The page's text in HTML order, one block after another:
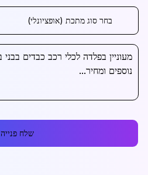
שלח פנייה